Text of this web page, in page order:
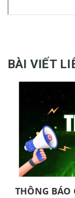
BÀI VIẾT
THÔNG